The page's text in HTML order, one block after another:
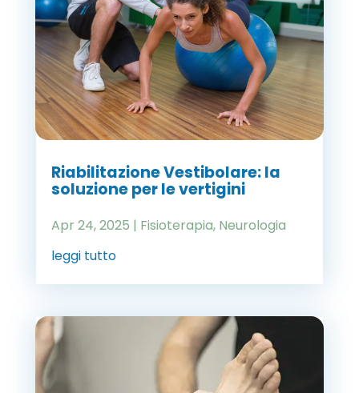
Riabilitazione Vestibolare: la
soluzione per le vertigini
Apr 24, 2025 | Fisioterapia, Neurologia
leggi tutto